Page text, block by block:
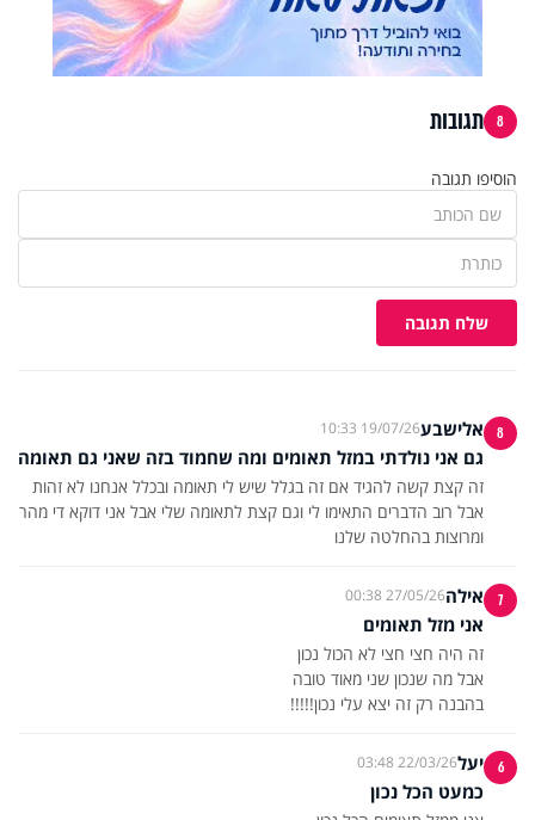
8 תגובות
הוסיפו תגובה
שלח תגובה
8 אלישבע19/07/26 10:33
גם אני נולדתי במזל תאומים ומה שחמוד בזה שאני גם תאומה
זה קצת קשה להגיד אם זה בגלל שיש לי תאומה ובכלל אנחנו לא זהות
אבל רוב הדברים התאימו לי וגם קצת לתאומה שלי אבל אני דוקא די מהר
ומרוצות בהחלטה שלנו
7 אילה27/05/26 00:38
אני מזל תאומים
בהבנה רק זה יצא עלי נכון!!!!!
6 יעל22/03/26 03:48
כמעט הכל נכון